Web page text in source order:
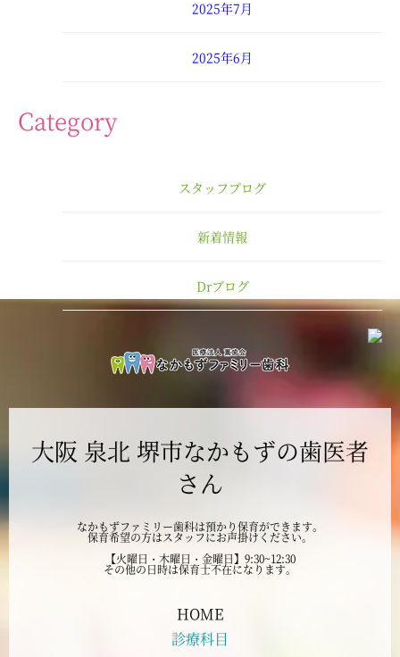
2025年7月
2025年6月
2024年12月
2024年11月
2024年9月
2024年8月
2024年7月
2024年5月
Category
スタッフブログ
新着情報
Drブログ
大阪 泉北 堺市なかもずの歯医者
さん
なかもずファミリー歯科は預かり保育ができます。
保育希望の方はスタッフにお声掛けください。
【火曜日・木曜日・金曜日】9:30~12:30
その他の日時は保育士不在になります。
HOME
診療科目